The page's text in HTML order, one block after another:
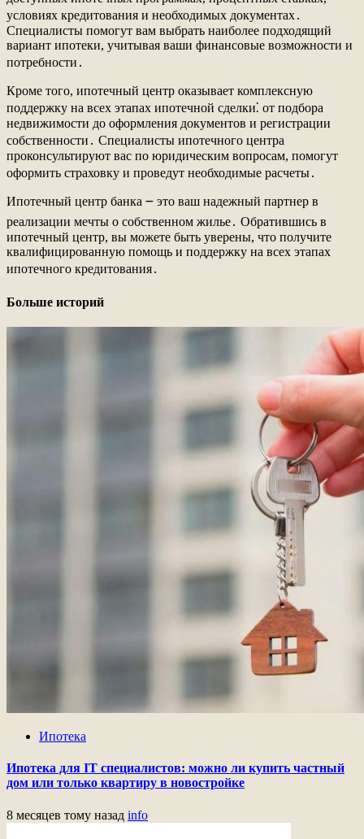
условиях кредитования и необходимых документах․
Специалисты помогут вам выбрать наиболее подходящий
вариант ипотеки, учитывая ваши финансовые возможности и
потребности․
Кроме того, ипотечный центр оказывает комплексную
поддержку на всех этапах ипотечной сделки⁚ от подбора
недвижимости до оформления документов и регистрации
собственности․ Специалисты ипотечного центра
проконсультируют вас по юридическим вопросам, помогут
оформить страховку и проведут необходимые расчеты․
Ипотечный центр банка ౼ это ваш надежный партнер в
реализации мечты о собственном жилье․ Обратившись в
ипотечный центр, вы можете быть уверены, что получите
квалифицированную помощь и поддержку на всех этапах
ипотечного кредитования․
Больше историй
Ипотека
Ипотека для IT специалистов: можно ли купить частный
дом или только квартиру в новостройке
8 месяцев тому назад info